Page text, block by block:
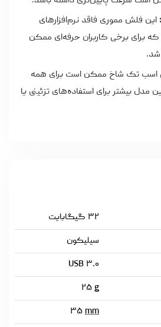
این فلش مموری فاقد نرم‌افزارهای
که برای برخی کاربران حرفه‌ای ممکن
اسب تک شاخ ممکن است برای همه
مدل بیشتر برای استفاده‌های تزئینی یا
۳۲ گیگابایت
سیلیکون
USB ۳.۰
۲۵ g
۳۵ mm